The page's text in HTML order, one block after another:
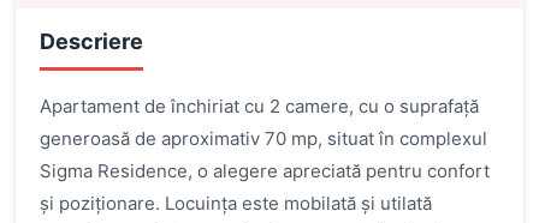
Descriere
Apartament de închiriat cu 2 camere, cu o suprafață
generoasă de aproximativ 70 mp, situat în complexul
Sigma Residence, o alegere apreciată pentru confort
și poziționare. Locuința este mobilată și utilată